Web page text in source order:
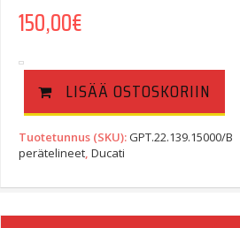
150,00€
LISÄÄ OSTOSKORIIN
Tuotetunnus (SKU):GPT.22.139.15000/B
perätelineet Ducati